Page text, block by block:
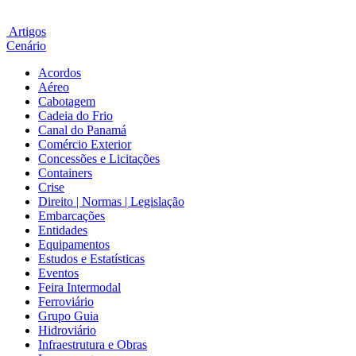
Artigos
Cenário
Acordos
Aéreo
Cabotagem
Cadeia do Frio
Canal do Panamá
Comércio Exterior
Concessões e Licitações
Containers
Crise
Direito | Normas | Legislação
Embarcações
Entidades
Equipamentos
Estudos e Estatísticas
Eventos
Feira Intermodal
Ferroviário
Grupo Guia
Hidroviário
Infraestrutura e Obras